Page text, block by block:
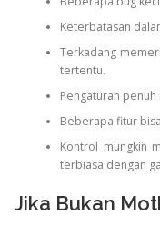
Keterbatasan
Terkadang
tertentu.
Pengaturan
Beberapa fitur
Kontrol mungkin
terbiasa dengan
Jika Bukan